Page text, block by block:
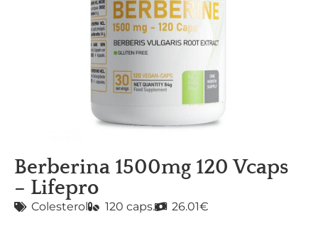
Berberina 1500mg 120 Vcaps
– Lifepro
Colesterol 120 caps. 26.01€